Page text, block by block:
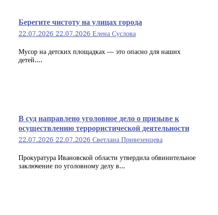
Берегите чистоту на улицах города
22.07.2026 22.07.2026 Елена Суслова
Мусор на детских площадках — это опасно для наших
детей....
В суд направлено уголовное дело о призыве к
осуществлению террористической деятельности
22.07.2026 22.07.2026 Светлана Привезенцева
Прокуратура Ивановской области утвердила обвинительное
заключение по уголовному делу в...